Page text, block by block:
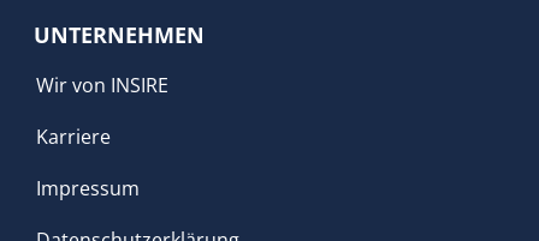
UNTERNEHMEN
Wir von INSIRE
Karriere
Impressum